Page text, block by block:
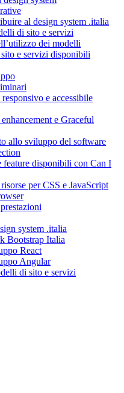
al design system .italia
di sito e servizi
dei modelli
e servizi disponibili
e accessibile
e Graceful
allo sviluppo del software
feature disponibili con Can I
per CSS e JavaScript
system .italia
Bootstrap Italia
React
Angular
di sito e servizi